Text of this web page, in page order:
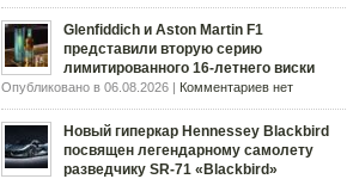
Glenfiddich и Aston Martin F1
представили вторую серию
лимитированного 16-летнего виски
Опубликовано в 06.08.2026 | Комментариев нет
Новый гиперкар Hennessey Blackbird
посвящен легендарному самолету
разведчику SR-71 «Blackbird»